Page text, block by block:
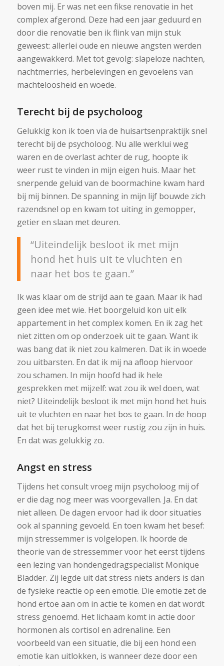
boven mij. Er was net een fikse renovatie in het
complex afgerond. Deze had een jaar geduurd en
door die renovatie ben ik flink van mijn stuk
geweest: allerlei oude en nieuwe angsten werden
aangewakkerd. Met tot gevolg: slapeloze nachten,
nachtmerries, herbelevingen en gevoelens van
machteloosheid en woede.
Terecht bij de psycholoog
Gelukkig kon ik toen via de huisartsenpraktijk snel
terecht bij de psycholoog. Nu alle werklui weg
waren en de overlast achter de rug, hoopte ik
weer rust te vinden in mijn eigen huis. Maar het
snerpende geluid van de boormachine kwam hard
bij mij binnen. De spanning in mijn lijf bouwde zich
razendsnel op en kwam tot uiting in gemopper,
getier en slaan met deuren.
“Uiteindelijk besloot ik met mijn
hond het huis uit te vluchten en
naar het bos te gaan.”
Ik was klaar om de strijd aan te gaan. Maar ik had
geen idee met wie. Het boorgeluid kon uit elk
appartement in het complex komen. En ik zag het
niet zitten om op onderzoek uit te gaan. Want ik
was bang dat ik niet zou kalmeren. Dat ik in woede
zou uitbarsten. En dat ik mij na afloop hiervoor
zou schamen. In mijn hoofd had ik hele
gesprekken met mijzelf: wat zou ik wel doen, wat
niet? Uiteindelijk besloot ik met mijn hond het huis
uit te vluchten en naar het bos te gaan. In de hoop
dat het bij terugkomst weer rustig zou zijn in huis.
En dat was gelukkig zo.
Angst en stress
Tijdens het consult vroeg mijn psycholoog mij of
er die dag nog meer was voorgevallen. Ja. En dat
niet alleen. De dagen ervoor had ik door situaties
ook al spanning gevoeld. En toen kwam het besef:
mijn stressemmer is volgelopen. Ik hoorde de
theorie van de stressemmer voor het eerst tijdens
een lezing van hondengedragspecialist Monique
Bladder. Zij legde uit dat stress niets anders is dan
de fysieke reactie op een emotie. Die emotie zet de
hond ertoe aan om in actie te komen en dat wordt
stress genoemd. Het lichaam komt in actie door
hormonen als cortisol en adrenaline. Een
voorbeeld van een situatie, die bij een hond een
emotie kan uitlokken, is wanneer deze door een